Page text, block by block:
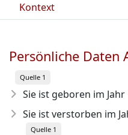
Kontext
Persönliche Daten
Quelle 1
Sie ist geboren im Jahr
Sie ist verstorben im
Quelle 1